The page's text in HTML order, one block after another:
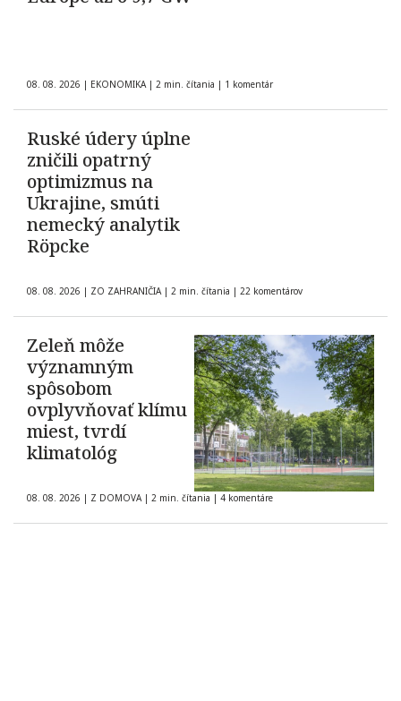
08. 08. 2026 | EKONOMIKA | 2 min. čítania | 1 komentár
Ruské údery úplne
zničili opatrný
optimizmus na
Ukrajine, smúti
nemecký analytik
Röpcke
08. 08. 2026 | ZO ZAHRANIČIA | 2 min. čítania | 22 komentárov
Zeleň môže
významným
spôsobom
ovplyvňovať klímu
miest, tvrdí
klimatológ
08. 08. 2026 | Z DOMOVA | 2 min. čítania | 4 komentáre